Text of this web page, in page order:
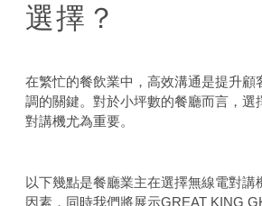
選擇？
在繁忙的餐飲業中，高效溝通是提升顧
調的關鍵。對於小坪數的餐廳而言，選
對講機尤為重要。
以下幾點是餐廳業主在選擇無線電對講
因素，同時我們將展示GREAT KING